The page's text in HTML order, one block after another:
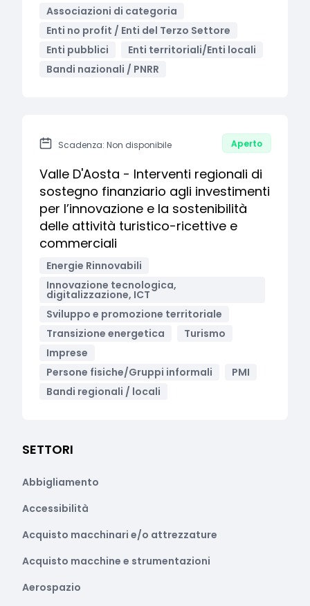
Associazioni di categoria
Enti no profit / Enti del Terzo Settore
Enti pubblici
Enti territoriali/Enti locali
Bandi nazionali / PNRR
Scadenza: Non disponibile Aperto
Valle D'Aosta - Interventi regionali di
sostegno finanziario agli investimenti
per l’innovazione e la sostenibilità
delle attività turistico-ricettive e
commerciali
Energie Rinnovabili
Innovazione tecnologica,
digitalizzazione, ICT
Sviluppo e promozione territoriale
Transizione energetica
Turismo
Imprese
Persone fisiche/Gruppi informali
PMI
Bandi regionali / locali
SETTORI
Abbigliamento
Accessibilità
Acquisto macchinari e/o attrezzature
Acquisto macchine e strumentazioni
Aerospazio